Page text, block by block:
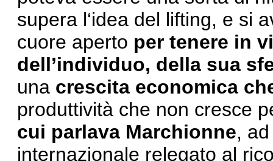
supera l‘idea del lifting, e si
cuore aperto per tenere in
dell’individuo, della sua
una crescita economica
produttività che non cresce
cui parlava Marchionne,
internazionale relegato al